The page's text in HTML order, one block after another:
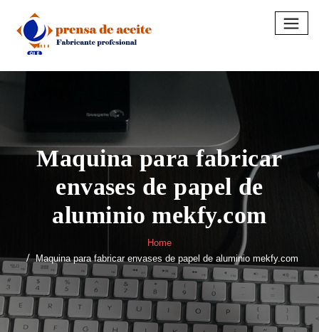
content
Maquina para fabricar
envases de papel de
aluminio mekfy.com
Home
Maquina para fabricar envases de papel de aluminio mekfy.com